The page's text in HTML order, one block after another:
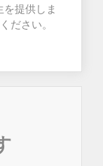
提供しま
ださい。